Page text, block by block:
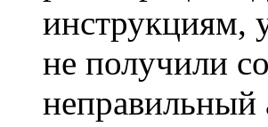
инструкциям,
не получили
неправильный